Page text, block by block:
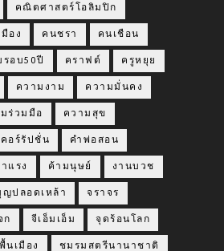
คณิตศาสตร์โอลิมปิก
อง คนชรา คนเชือน
รอบ50ปี คราฟต์ ครูหยุย
ความงาม ความมั่นคง
ร่วมมือ ความสุข
คอร์รัปชั่น คำพ่อสอน
แรง ค้ามนุษย์ งานบวช
ญปลอดเหล้า จราจร
ก จีเอ็มเอ็ม จุดร้อนโลก
นเมือง ชมรมสตรีนานาชาติ